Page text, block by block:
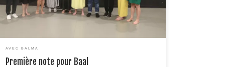
Baal. Ce week-end intense était dans un premier temps […]
AVEC BALMA
Première note pour Baal